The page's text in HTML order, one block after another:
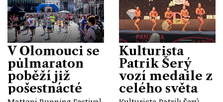
V Olomouci se
půlmaraton
poběží již
pošestnácté
Kulturista
Patrik Šerý
vozí medaile z
celého světa